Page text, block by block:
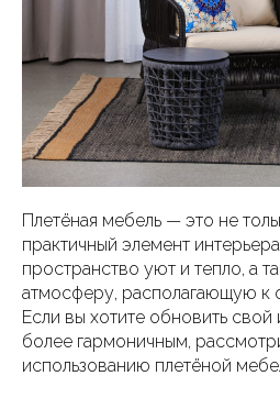
Плетёная мебель — это не
практичный элемент
пространство уют и тепло, а
атмосферу, располагающую к
Если вы хотите обновить свой
более гармоничным,
использованию плетёной